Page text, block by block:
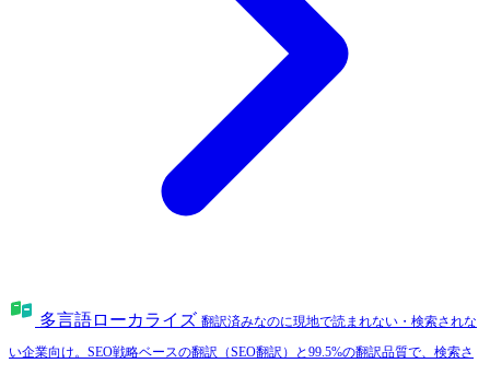
多言語ローカライズ 翻訳済みなのに現地で読まれない・検索されな
い企業向け。SEO戦略ベースの翻訳（SEO翻訳）と99.5%の翻訳品質で、検索さ